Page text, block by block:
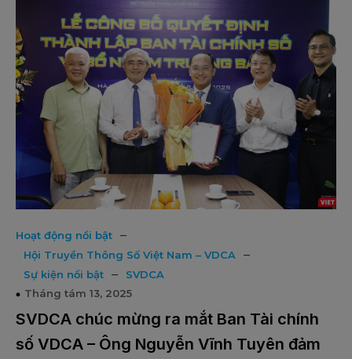
Hoạt động nổi bật –
Hội Truyền Thông Số Việt Nam – VDCA –
Sự kiện nổi bật –
SVDCA
Tháng tám 13, 2025
SVDCA chúc mừng ra mắt Ban Tài chính
số VDCA – Ông Nguyễn Vĩnh Tuyên đảm